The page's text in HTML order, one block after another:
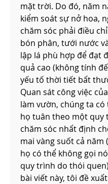
mặt trời. Do đó, năm
kiểm soát sự nở hoa,
chăm sóc phải điều
bón phân, tưới nước
lập lá phù hợp để đạt
quả cao (không tính
yếu tố thời tiết bất
Quan sát công việc
làm vườn, chúng ta có
họ tuân theo một quy
chăm sóc nhất định
mai vàng suốt cả năm
họ có thể không gọi
quy trình do thói
bài viết này, tôi đề